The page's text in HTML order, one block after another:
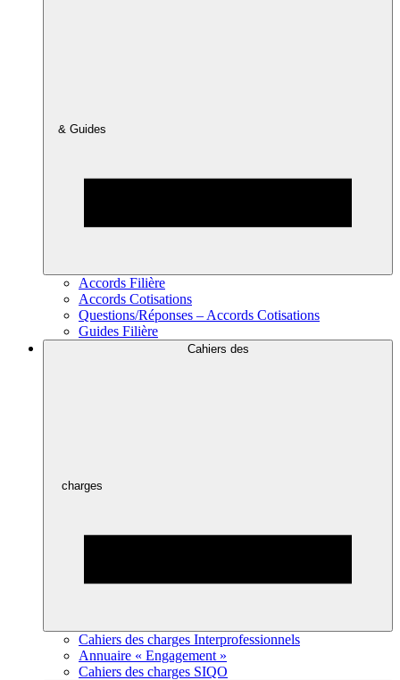
& Guides
Accords Filière
Accords Cotisations
Questions/Réponses – Accords Cotisations
Guides Filière
Cahiers des
charges
Cahiers des charges Interprofessionnels
Annuaire « Engagement »
Cahiers des charges SIQO